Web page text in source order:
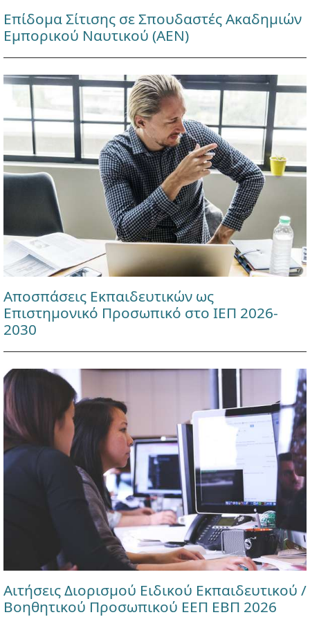
Επίδομα Σίτισης σε Σπουδαστές Ακαδημιών
Εμπορικού Ναυτικού (ΑΕΝ)
Αποσπάσεις Εκπαιδευτικών ως
Επιστημονικό Προσωπικό στο ΙΕΠ 2026-
2030
Αιτήσεις Διορισμού Ειδικού Εκπαιδευτικού /
Βοηθητικού Προσωπικού ΕΕΠ ΕΒΠ 2026